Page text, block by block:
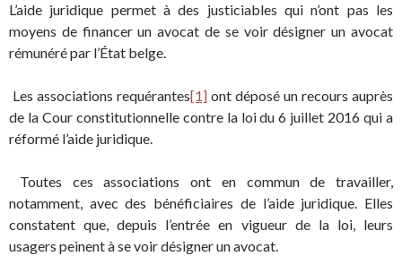
L’aide juridique permet à des justiciables qui n’ont pas les
moyens de financer un avocat de se voir désigner un avocat
rémunéré par l’État belge.
Les associations requérantes[1] ont déposé un recours auprès
de la Cour constitutionnelle contre la loi du 6 juillet 2016 qui a
réformé l’aide juridique.
Toutes ces associations ont en commun de travailler,
notamment, avec des bénéficiaires de l’aide juridique. Elles
constatent que, depuis l’entrée en vigueur de la loi, leurs
usagers peinent à se voir désigner un avocat.